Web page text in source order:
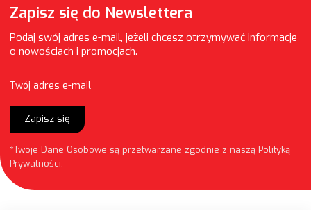
Zapisz się do Newslettera
Podaj swój adres e-mail, jeżeli chcesz otrzymywać informacje
o nowościach i promocjach.
Twój adres e-mail
Zapisz się
*Twoje Dane Osobowe są przetwarzane zgodnie z naszą Polityką
Prywatności.